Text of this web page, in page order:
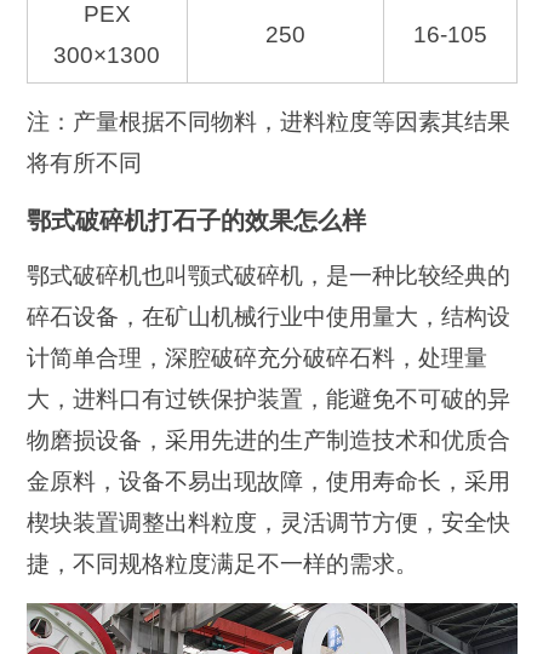
PEX
300×1300
250 16-105
注：产量根据不同物料，进料粒度等因素其结果
将有所不同
鄂式破碎机打石子的效果怎么样
鄂式破碎机也叫颚式破碎机，是一种比较经典的
碎石设备，在矿山机械行业中使用量大，结构设
计简单合理，深腔破碎充分破碎石料，处理量
大，进料口有过铁保护装置，能避免不可破的异
物磨损设备，采用先进的生产制造技术和优质合
金原料，设备不易出现故障，使用寿命长，采用
楔块装置调整出料粒度，灵活调节方便，安全快
捷，不同规格粒度满足不一样的需求。